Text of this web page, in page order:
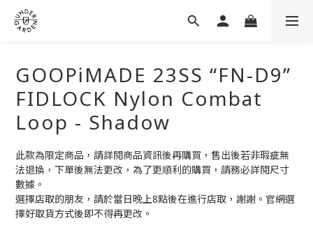
GOOPiMADE 23SS “FN-D9”
FIDLOCK Nylon Combat
Loop - Shadow
此款為限定商品，請詳閱商品資訊後再購買，售出後若非瑕疵無
法退換，下單後無法更改，為了更順利的購買，請務必詳閱尺寸
數據。
選擇店取的朋友，請於當日晚上8點後在進行店取，謝謝。官網選
擇好取貨方式後即不得再更改。